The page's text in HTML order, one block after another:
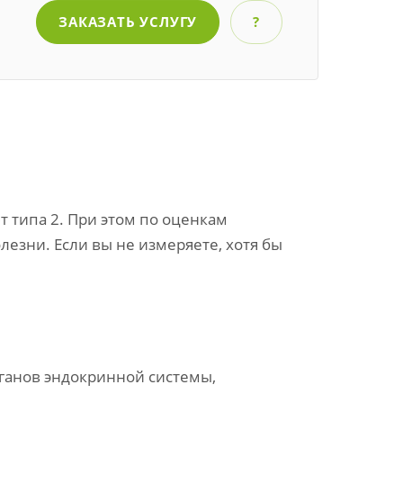
ЗАКАЗАТЬ УСЛУГУ ?
типа 2. При этом по оценкам
Если вы не измеряете, хотя бы
эндокринной системы,